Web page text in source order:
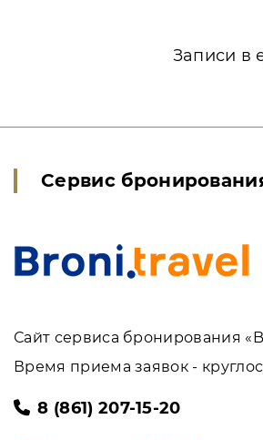
Записи в
Сервис
Сайт сервиса бронирования
Время приема заявок -
8 (861) 207-15-20